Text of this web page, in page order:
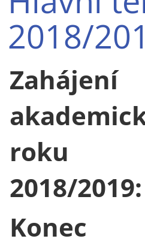
2018/
Zahájení
roku
2018/2019:
Konec